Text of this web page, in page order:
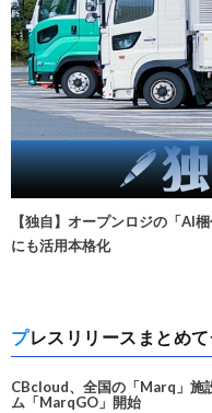
【独自】オープンロジの「AI
にも活用本格化
プレスリリースまとめ
CBcloud、全国の「Marq」施
ム「MarqGO」開始